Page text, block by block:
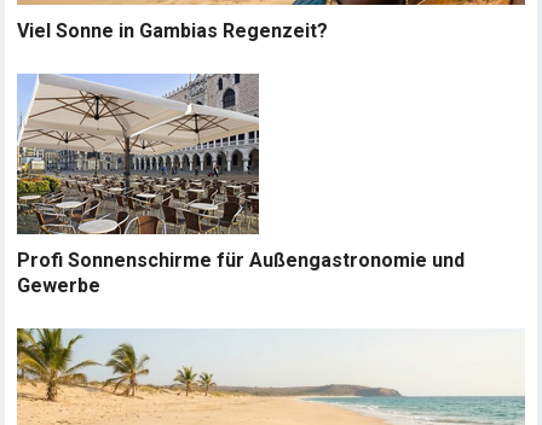
Viel Sonne in Gambias Regenzeit?
Profi Sonnenschirme für Außengastronomie und
Gewerbe